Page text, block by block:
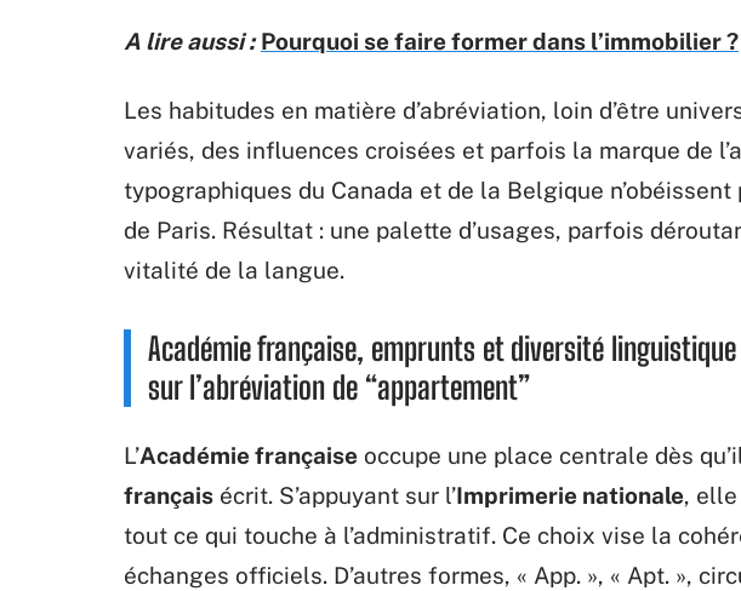
A lire aussi : Pourquoi se faire former dans l’immobilier ?
Les habitudes en matière d’abréviation, loin d’être
variés, des influences croisées et parfois la marque de
typographiques du Canada et de la Belgique
de Paris. Résultat : une palette d’usages, parfois
vitalité de la langue.
Académie française, emprunts et diversité
sur l’abréviation de “appartement”
L’Académie française occupe une place centrale dès
français écrit. S’appuyant sur l’Imprimerie nationale, elle
tout ce qui touche à l’administratif. Ce choix vise la
échanges officiels. D’autres formes, « App. », « Apt. »,